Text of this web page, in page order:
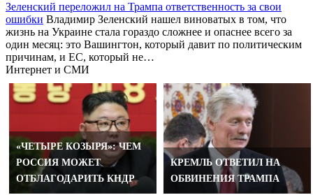
Зеленский переложил на Трампа ответственность за свои
ошибки Владимир Зеленский нашел виноватых в том, что
жизнь на Украине стала гораздо сложнее и опаснее всего за
один месяц: это Вашингтон, который давит по политическим
причинам, и ЕС, который не…
Интернет и СМИ
«ЧЕТЫРЕ КОЗЫРЯ»: ЧЕМ
РОССИЯ МОЖЕТ
ОТБЛАГОДАРИТЬ КНДР
КРЕМЛЬ ОТВЕТИЛ НА
ОБВИНЕНИЯ ТРАМПА